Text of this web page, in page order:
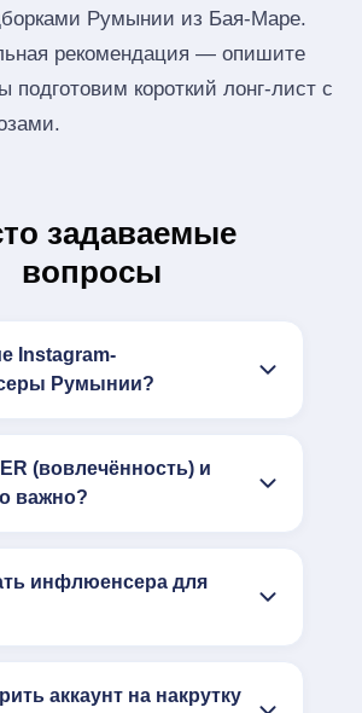
Румынии из Бая-Маре.
рекомендация — опишите
короткий лонг‑лист с
задаваемые
вопросы
Instagram-
Румынии?
(вовлечённость) и
важно?
инфлюенсера для
аккаунт на накрутку